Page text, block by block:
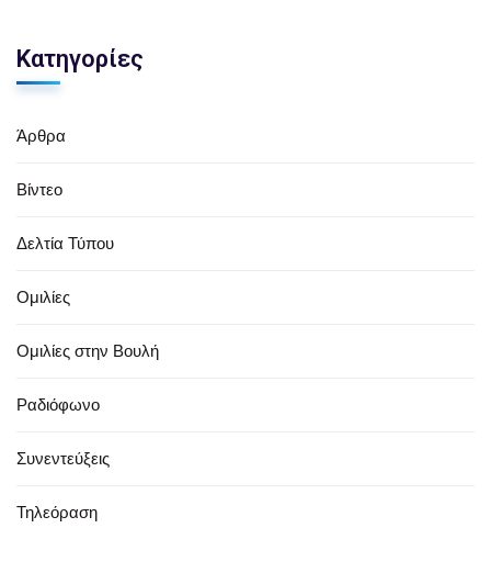
Κατηγορίες
Άρθρα
Βίντεο
Δελτία Τύπου
Ομιλίες
Ομιλίες στην Βουλή
Ραδιόφωνο
Συνεντεύξεις
Τηλεόραση